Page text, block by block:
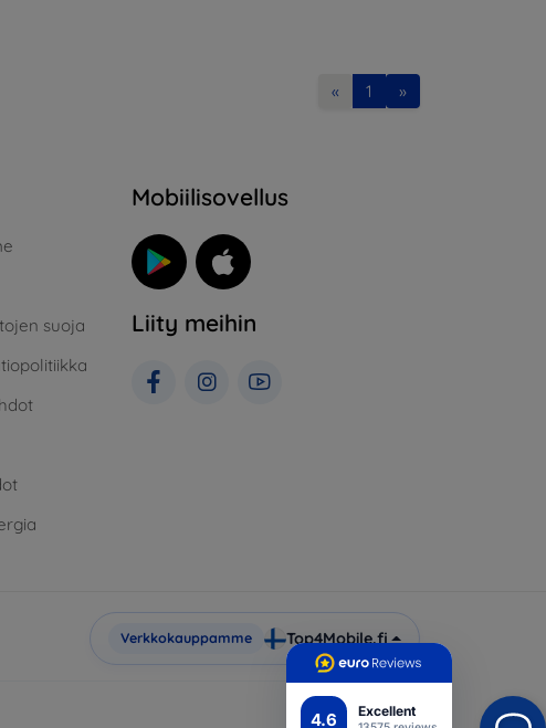
4.6 Excellent
« 1 »
suoja
Mobiilisovellus
Liity meihin
Verkkokauppamme Top4Mobile.fi